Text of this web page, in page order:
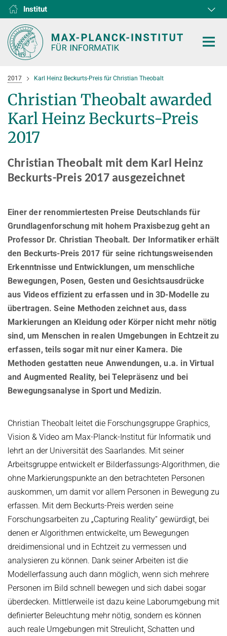
Institut
D1
D2
D3
D4
D5
D6
RG1
RG2
RG3
HOME
ABTEILUNGEN
D2 Computer Vision and Machine Learning
D3 Internet Architecture
D4 Computer Graphics
D5 Databases and Information Systems
Visual Computing and Artificial Intelligence
Automation of Logic
RG2 Network and Cloud Systems
RG3 Multimodal Language Processing
PUBLIKATIONEN
OMBUDSMANN FÜR GUTE WISSENSCHAFTLICHE PRAXIS UND
PROMOTIONSANGELEGENHEITEN
KOOPERATIONEN
Computer Science at Max Planck
European Laboratory for Learning and Intelligent Systems (ELLIS
Unit SAM)
Kaiserslautern-Saarbrücken Computer Science Cluster
Saarbrücken Research Center for Visual Computing, Interaction
and Artificial Intelligence (VIA)
GRADUIERTENPROGRAMME
International Max Planck Research School on Trustworthy
Computing
Maryland Max Planck Ph.D. Program in Computer Science
Max Planck Graduate Center for Computer and Information Science
Konrad Zuse School of Excellence in Learning and Intelligent
Research Training Group on Neuroexplicit Models
Saarbrücken Graduate School of Computer Science
AKTUELLES
CAMPUS EVENT KALENDER
PERSONEN
DIENSTE
GEMEINSAME ZENTRALE DIENSTE
GEMEINSAME VERWALTUNG
Bibliothek
International Office
GEMEINSAME WISSENSCHAFTLICHE IT UND TECHNISCHE
Haus und Technik
FORSCHUNGSKOORDINATION
BEAUFTRAGTE FÜR CHANCENGLEICHEIT
BEAUFTRAGTER FÜR SCHWERBEHINDERTE
BEAUFTRAGTER FÜR SICHERHEIT
OMBUDSMANN FÜR GUTE WISSENSCHAFTLICHE PRAXIS UND
PROMOTIONSANGELEGENHEITEN
BETRIEBSARZT
KARRIERE
STELLENANGEBOTE
GRADUIERTENPROGRAMM (IMPRS-TRUST)
PRAKTIKA
GRÜNDEN (IT-INKUBATOR)
SOFTWARE
ÜBER UNS
INSTITUT
Geschichte
Zielsetzung
Max-Planck-Gesellschaft
Wissenschaftliche Mitglieder der MPG
GREMIEN
Geschäftsführung
Fachbeirat
Kuratorium
JUBILÄEN
25 Jahre MPI-INF
30 Jahre MPI-INF
English
2017 Karl Heinz Beckurts-Preis für Christian Theobalt
Christian Theobalt awarded
Karl Heinz Beckurts-Preis
2017
Christian Theobalt mit dem Karl Heinz
Beckurts-Preis 2017 ausgezeichnet
Einer der renommiertesten Preise Deutschlands für
Grundlagenforschung mit hohem Praxisbezug geht an
Professor Dr. Christian Theobalt. Der Informatiker erhält
den Beckurts-Preis 2017 für seine richtungsweisenden
Erkenntnisse und Entwicklungen, um menschliche
Bewegungen, Posen, Gesten und Gesichtsausdrücke
aus Videos effizient zu erfassen und in 3D-Modelle zu
übertragen. Seine Methoden zeichnet aus, dass
Markierungen an Kleidung oder Körper nicht mehr nötig
sind, um Menschen in realen Umgebungen in Echtzeit zu
erfassen, teils sogar mit nur einer Kamera. Die
Methoden gestatten neue Anwendungen, u.a. in Virtual
and Augmented Reality, bei Telepräsenz und bei
Bewegungsanalyse in Sport und Medizin.
Christian Theobalt leitet die Forschungsgruppe Graphics,
Vision & Video am Max-Planck-Institut für Informatik und
lehrt an der Universität des Saarlandes. Mit seiner
Arbeitsgruppe entwickelt er Bilderfassungs-Algorithmen, die
ohne Markierungspunkte an den betrachteten Personen
auskommen, um damit vor allem Personen in Bewegung zu
erfassen. Mit dem Beckurts-Preis werden seine
Forschungsarbeiten zu „Capturing Reality“ gewürdigt, bei
denen er Algorithmen entwickelte, um Bewegungen
dreidimensional und in Echtzeit zu vermessen und
analysieren zu können. Dank seiner Arbeiten ist die
Modellerfassung auch dann möglich, wenn sich mehrere
Personen im Bild schnell bewegen und sich dabei sogar
überdecken. Mittlerweile ist dazu keine Laborumgebung mit
definierter Beleuchtung mehr nötig, sondern es können
auch reale Umgebungen mit Streulicht, Schatten und